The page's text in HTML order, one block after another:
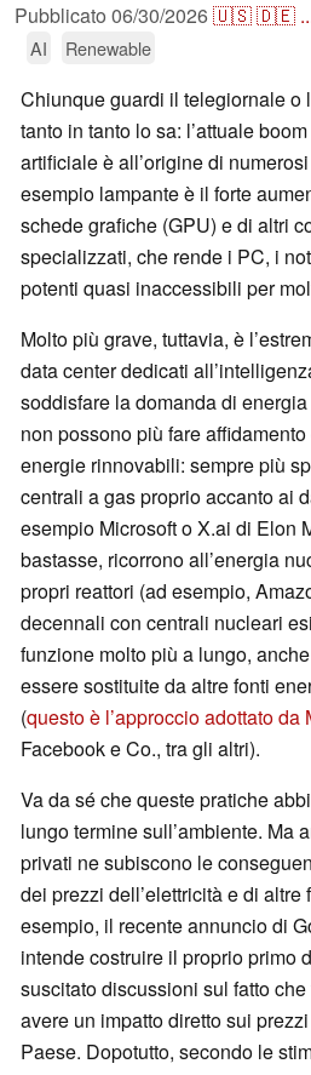
Pubblicato 06/30/2026🇺🇸🇩🇪
AI Renewable
Chiunque guardi il telegiornale o
tanto in tanto lo sa: l’attuale
artificiale è all’origine di
esempio lampante è il forte
schede grafiche (GPU) e di altri
specializzati, che rende i PC, i
potenti quasi inaccessibili per
Molto più grave, tuttavia, è
data center dedicati
soddisfare la domanda di
non possono più fare
energie rinnovabili: sempre più
centrali a gas proprio accanto ai
esempio Microsoft o X.ai di Elon
bastasse, ricorrono all’energia
propri reattori (ad esempio,
decennali con centrali nucleari
funzione molto più a lungo,
essere sostituite da altre fonti
(questo è l’approccio adottato da
Facebook e Co., tra gli altri).
Va da sé che queste pratiche
lungo termine sull’ambiente. Ma
privati ne subiscono le
dei prezzi dell’elettricità e di altre
esempio, il recente annuncio di
intende costruire il proprio primo
suscitato discussioni sul fatto
avere un impatto diretto sui
Paese. Dopotutto, secondo le